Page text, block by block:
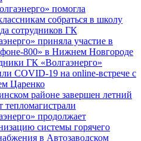
помогла
собраться в школу
сотрудников ГК
приняла участие в
800» в Нижнем Новгороде
ГК «Волгаэнерго»
COVID-19 на online-встрече с
Царенко
районе завершен летний
тепломагистрали
продолжает
системы горячего
в Автозаводском